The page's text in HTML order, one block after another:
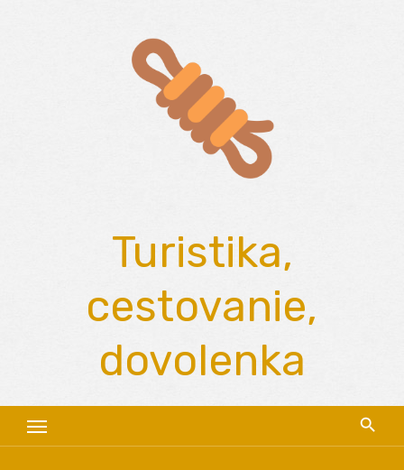
Turistika,
cestovanie,
dovolenka